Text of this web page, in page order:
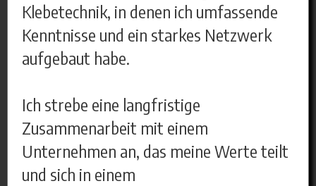
Klebetechnik, in denen ich umfassende
Kenntnisse und ein starkes Netzwerk
aufgebaut habe.
Ich strebe eine langfristige
Zusammenarbeit mit einem
Unternehmen an, das meine Werte teilt
und sich in einem